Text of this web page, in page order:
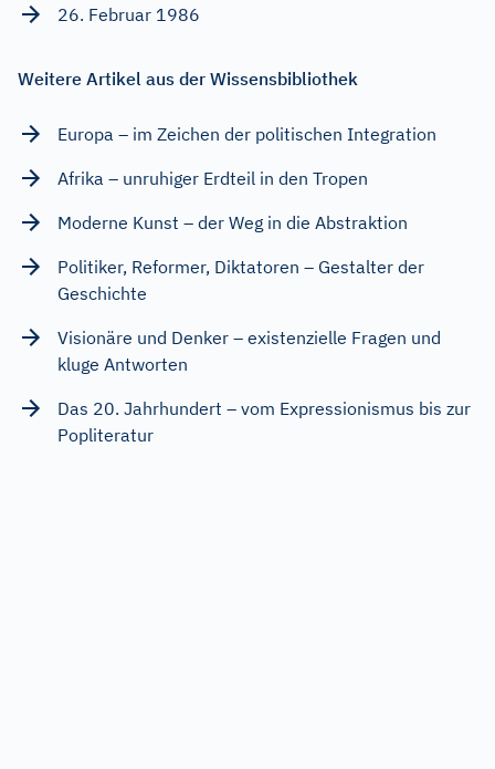
26. Februar 1986
Weitere Artikel aus der Wissensbibliothek
Europa – im Zeichen der politischen Integration
Afrika – unruhiger Erdteil in den Tropen
Moderne Kunst – der Weg in die Abstraktion
Politiker, Reformer, Diktatoren – Gestalter der
Geschichte
Visionäre und Denker – existenzielle Fragen und
kluge Antworten
Das 20. Jahrhundert – vom Expressionismus bis zur
Popliteratur